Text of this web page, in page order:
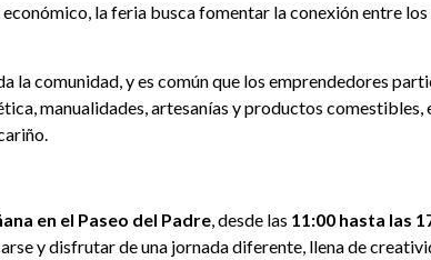
la feria busca fomentar la conexión entre
la comunidad, y es común que los emprendedores
manualidades, artesanías y productos
en el Paseo del Padre, desde las 11:00 hasta las
y disfrutar de una jornada diferente, llena de